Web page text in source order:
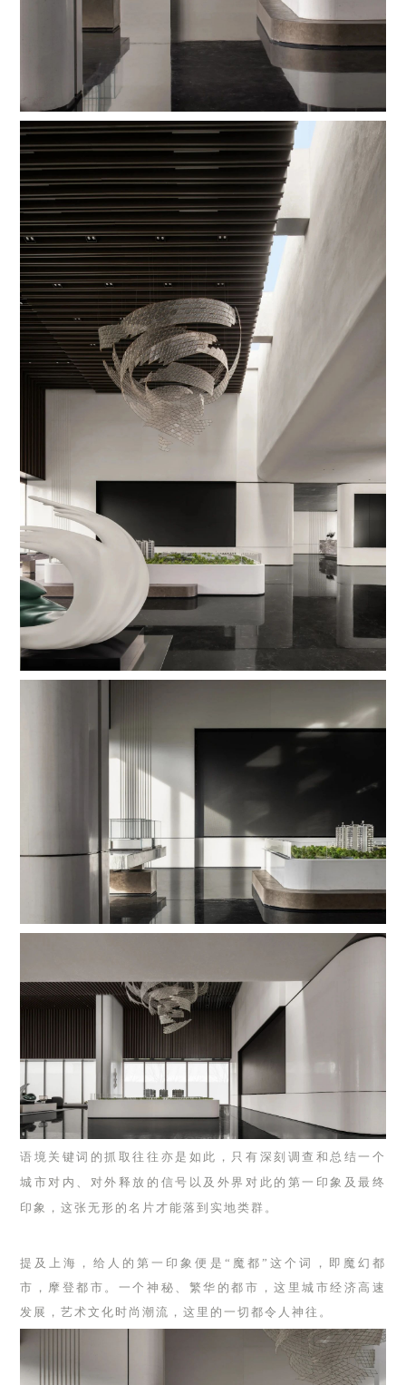
语境关键词的抓取往往亦是如此，只有深刻调查和总结一个
城市对内、对外释放的信号以及外界对此的第一印象及最终
印象，这张无形的名片才能落到实地类群。
提及上海，给人的第一印象便是“魔都”这个词，即魔幻都
市，摩登都市。一个神秘、繁华的都市，这里城市经济高速
发展，艺术文化时尚潮流，这里的一切都令人神往。